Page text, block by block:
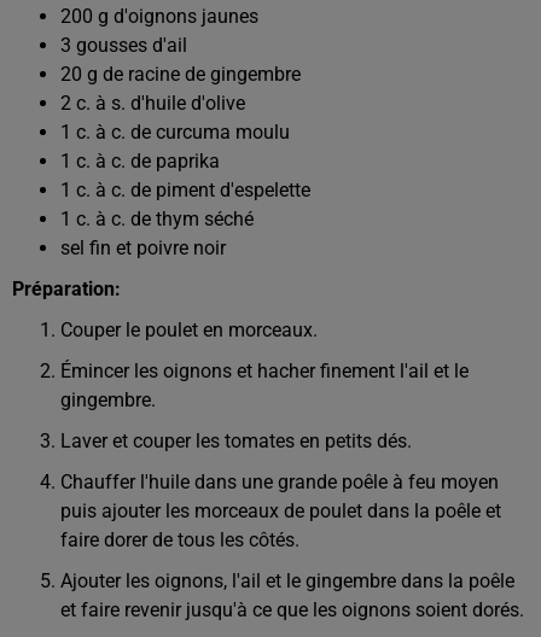
200 g d'oignons jaunes
3 gousses d'ail
20 g de racine de gingembre
2 c. à s. d'huile d'olive
1 c. à c. de curcuma moulu
1 c. à c. de paprika
1 c. à c. de piment d'espelette
1 c. à c. de thym séché
sel fin et poivre noir
Préparation:
Couper le poulet en morceaux.
Émincer les oignons et hacher finement l'ail et le
gingembre.
Laver et couper les tomates en petits dés.
Chauffer l'huile dans une grande poêle à feu moyen
puis ajouter les morceaux de poulet dans la poêle et
faire dorer de tous les côtés.
Ajouter les oignons, l'ail et le gingembre dans la poêle
et faire revenir jusqu'à ce que les oignons soient dorés.